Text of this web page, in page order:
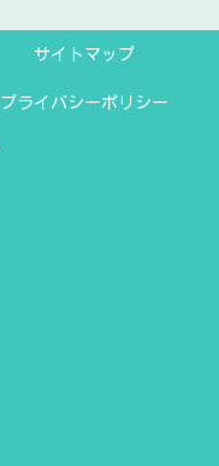
サイトマップ
プライバシーポリシー